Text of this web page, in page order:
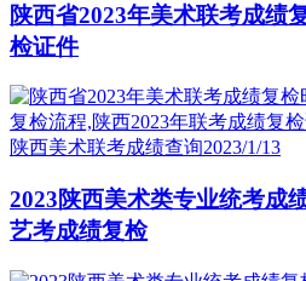
陕西省2023年美术联考成绩
检证件
陕西美术联考成绩查询2023/1/13
2023陕西美术类专业统考成
艺考成绩复检